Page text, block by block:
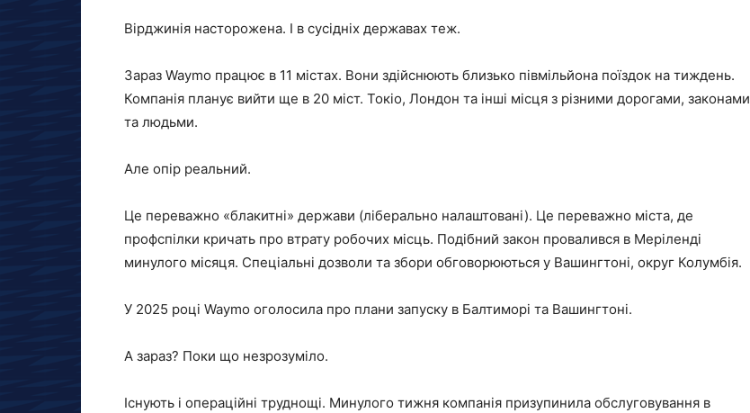
Вірджинія насторожена. І в сусідніх державах теж.
Зараз Waymo працює в 11 містах. Вони здійснюють близько півмільйона поїздок на тиждень.
Компанія планує вийти ще в 20 міст. Токіо, Лондон та інші місця з різними дорогами, законами
та людьми.
Але опір реальний.
Це переважно «блакитні» держави (ліберально налаштовані). Це переважно міста, де
профспілки кричать про втрату робочих місць. Подібний закон провалився в Меріленді
минулого місяця. Спеціальні дозволи та збори обговорюються у Вашингтоні, округ Колумбія.
У 2025 році Waymo оголосила про плани запуску в Балтиморі та Вашингтоні.
А зараз? Поки що незрозуміло.
Існують і операційні труднощі. Минулого тижня компанія призупинила обслуговування в